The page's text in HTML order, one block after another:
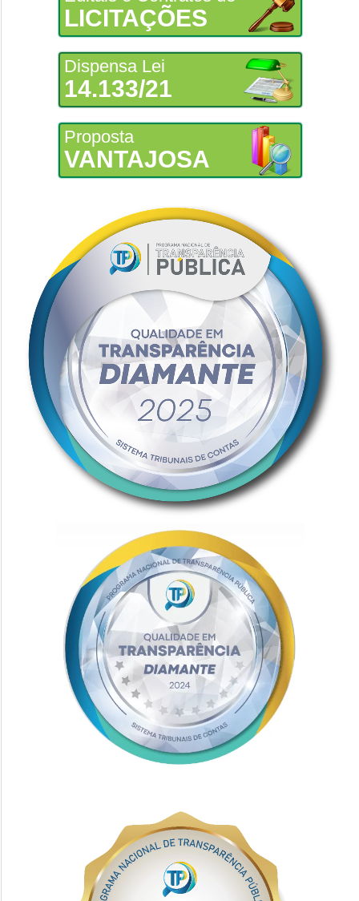
LICITAÇÕES
Dispensa Lei
14.133/21
Proposta
VANTAJOSA